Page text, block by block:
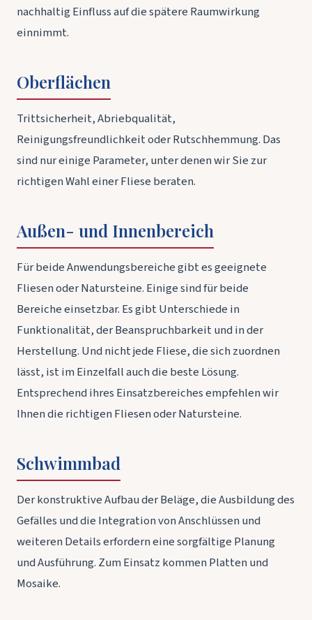
nachhaltig Einfluss auf die spätere Raumwirkung
einnimmt.
Oberflächen
Trittsicherheit, Abriebqualität,
Reinigungsfreundlichkeit oder Rutschhemmung. Das
sind nur einige Parameter, unter denen wir Sie zur
richtigen Wahl einer Fliese beraten.
Außen- und Innenbereich
Für beide Anwendungsbereiche gibt es geeignete
Fliesen oder Natursteine. Einige sind für beide
Bereiche einsetzbar. Es gibt Unterschiede in
Funktionalität, der Beanspruchbarkeit und in der
Herstellung. Und nicht jede Fliese, die sich zuordnen
lässt, ist im Einzelfall auch die beste Lösung.
Entsprechend ihres Einsatzbereiches empfehlen wir
Ihnen die richtigen Fliesen oder Natursteine.
Schwimmbad
Der konstruktive Aufbau der Beläge, die Ausbildung des
Gefälles und die Integration von Anschlüssen und
weiteren Details erfordern eine sorgfältige Planung
und Ausführung. Zum Einsatz kommen Platten und
Mosaike.